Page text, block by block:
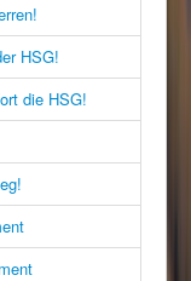
HSG!
die HSG!